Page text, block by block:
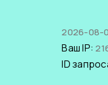
2026-08-
Ваш IP:
ID